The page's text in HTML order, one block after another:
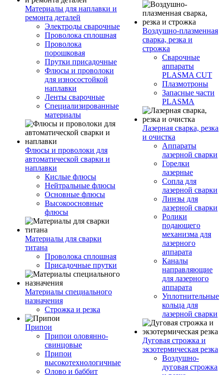
Материалы для наплавки и
ремонта деталей
Электроды сварочные
Проволока сплошная
Проволока
порошковая
Прутки присадочные
Флюсы и проволоки
для износостойкой
наплавки
Ленты сварочные
Специализированные
материалы
Флюсы и проволоки для
автоматической сварки и
наплавки
Кислые флюсы
Нейтральные флюсы
Основные флюсы
Высокоосновные
флюсы
Материалы для сварки
титана
Проволока сплошная
Присадочные прутки
Материалы специального
назначения
Строжка и резка
Припои
Припои оловянно-
свинцовые
Припои
высокотехнологичные
Олово и баббит
Воздушно-плазменная
сварка, резка и
строжка
Сварочные
аппараты
PLASMA CUT
Плазмотроны
Запасные части
PLASMA
Лазерная сварка, резка
и очистка
Аппараты
лазерной сварки
Горелки
лазерные
Сопла для
лазерной сварки
Линзы для
лазерной сварки
Ролики
подающего
механизма для
лазерного
аппарата
Каналы
направляющие
для лазерного
аппарата
Уплотнительные
кольца для
лазерной сварки
Дуговая строжка и
экзотермическая резка
Воздушно-
дуговая строжка